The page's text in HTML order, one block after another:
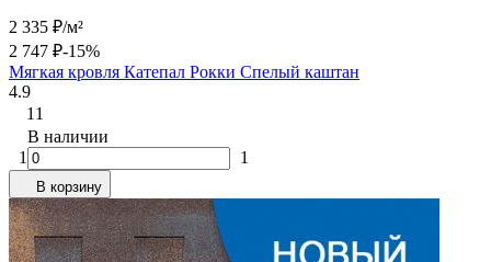
2 335 ₽/м²
2 747 ₽-15%
Мягкая кровля Катепал Рокки Спелый каштан
4.9
11
В наличии
1
1
В корзину